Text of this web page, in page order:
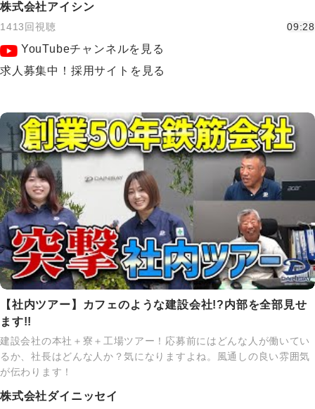
株式会社アイシン
1413回視聴 09:28
YouTubeチャンネルを見る
求人募集中！採用サイトを見る
【社内ツアー】カフェのような建設会社!?内部を全部見せ
ます!!
建設会社の本社＋寮＋工場ツアー！応募前にはどんな人が働いてい
るか、社長はどんな人か？気になりますよね。風通しの良い雰囲気
が伝わります！
株式会社ダイニッセイ